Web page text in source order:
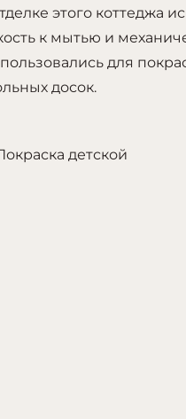
этого коттеджа
к мытью и
для
досок.